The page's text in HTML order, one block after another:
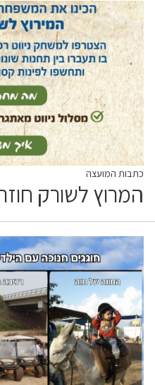
כתבות המועצה
המרוץ לשורק חוזר